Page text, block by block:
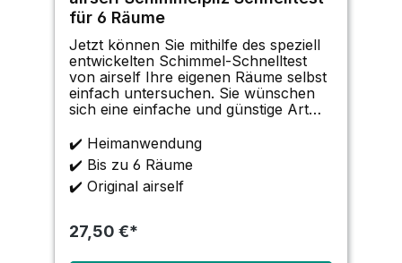
für 6 Räume
Jetzt können Sie mithilfe des speziell
entwickelten Schimmel-Schnelltest
von airself Ihre eigenen Räume selbst
einfach untersuchen. Sie wünschen
sich eine einfache und günstige Art
untersuchen zu können? Vermuten
Sie eine Belastung durch
Schimmelpilz-Sporen i
✔️ Heimanwendung
✔️ Bis zu 6 Räume
✔️ Original airself
27,50 €*